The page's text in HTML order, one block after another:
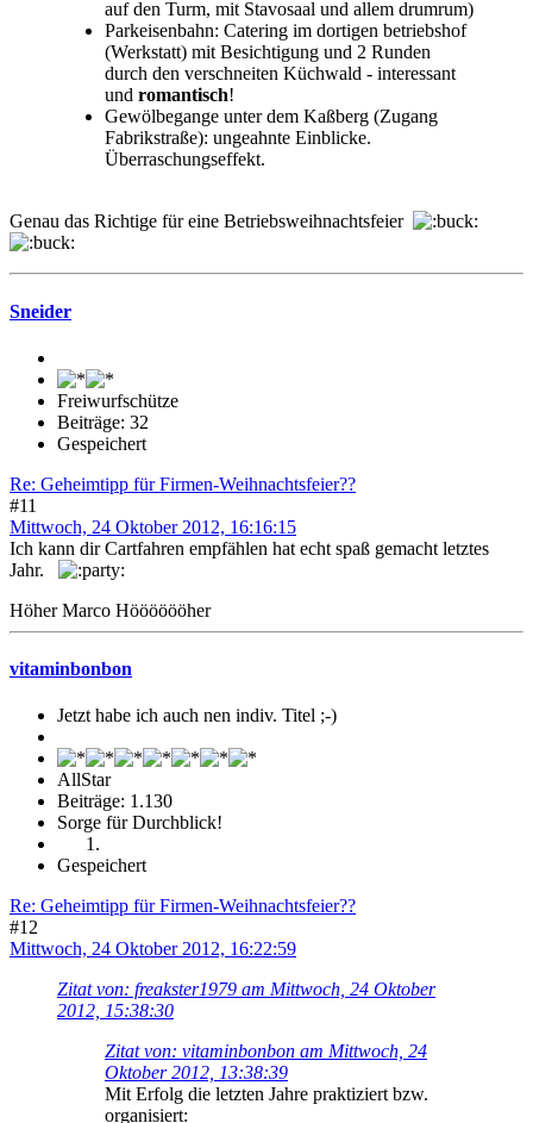
auf den Turm, mit Stavosaal und allem drumrum)
Parkeisenbahn: Catering im dortigen betriebshof
(Werkstatt) mit Besichtigung und 2 Runden
durch den verschneiten Küchwald - interessant
und romantisch!
Gewölbegange unter dem Kaßberg (Zugang
Fabrikstraße): ungeahnte Einblicke.
Überraschungseffekt.
Genau das Richtige für eine Betriebsweihnachtsfeier
Sneider
Freiwurfschütze
Beiträge: 32
Gespeichert
Re: Geheimtipp für Firmen-Weihnachtsfeier??
#11
Mittwoch, 24 Oktober 2012, 16:16:15
Ich kann dir Cartfahren empfählen hat echt spaß gemacht letztes
Jahr.
Höher Marco Hööööööher
vitaminbonbon
Jetzt habe ich auch nen indiv. Titel ;-)
AllStar
Beiträge: 1.130
Sorge für Durchblick!
Gespeichert
Re: Geheimtipp für Firmen-Weihnachtsfeier??
#12
Mittwoch, 24 Oktober 2012, 16:22:59
Zitat von: freakster1979 am Mittwoch, 24 Oktober
2012, 15:38:30
Zitat von: vitaminbonbon am Mittwoch, 24
Oktober 2012, 13:38:39
Mit Erfolg die letzten Jahre praktiziert bzw.
organisiert: